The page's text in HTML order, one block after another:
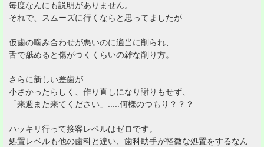
毎度なんにも説明がありません。
それで、スムーズに行くならと思ってましたが
仮歯の噛み合わせが悪いのに適当に削られ、
舌で舐めると傷がつくくらいの雑な削り方。
さらに新しい差歯が
小さかったらしく、作り直しになり謝りもせず、
「来週また来てください」.....何様のつもり？？？
ハッキリ行って接客レベルはゼロです。
処置レベルも他の歯科と違い、歯科助手が軽微な処置をするなん